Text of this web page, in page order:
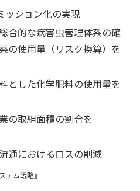
ッション化の実現
合的な病害虫管理体系の確
の使用量（リスク換算）を
とした化学肥料の使用量を
の取組面積の割合を
通におけるロスの削減
テム戦略』